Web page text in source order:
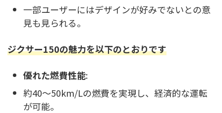
一部ユーザーにはデザインが好みでないとの意
見も見られる。
ジクサー150の魅力を以下のとおりです
優れた燃費性能:
約40～50km/Lの燃費を実現し、経済的な運転
が可能。